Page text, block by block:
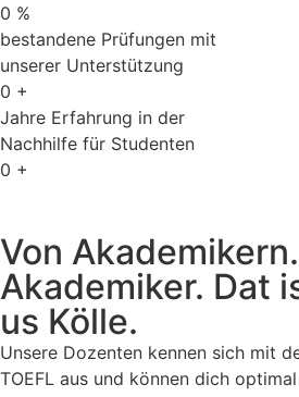
0 %
bestandene Prüfungen mit
unserer Unterstützung
0 +
Jahre Erfahrung in der
Nachhilfe für Studenten
0 +
Von
Akademiker. Dat
us Kölle.
Unsere Dozenten kennen sich mit
TOEFL aus und können dich